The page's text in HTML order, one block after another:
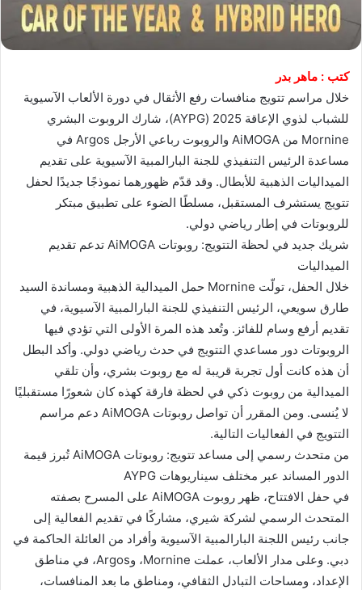
كتب : ماهر بدر
خلال مراسم تتويج منافسات رفع الأثقال في دورة الألعاب الآسيوية
للشباب لذوي الإعاقة 2025 (AYPG)، شارك الروبوت البشري
Mornine من AiMOGA والروبوت رباعي الأرجل Argos في
مساعدة الرئيس التنفيذي للجنة البارالمبية الآسيوية على تقديم
الميداليات الذهبية للأبطال. وقد قدّم ظهورهما نموذجًا جديدًا لحفل
تتويج يستشرف المستقبل، مسلطًا الضوء على تطبيق مبتكر
للروبوتات في إطار رياضي دولي.
شريك جديد في لحظة التتويج: روبوتات AiMOGA تدعم تقديم
الميداليات
خلال الحفل، تولّت Mornine حمل الميدالية الذهبية ومساندة السيد
طارق سويعي، الرئيس التنفيذي للجنة البارالمبية الآسيوية، في
تقديم أرفع وسام للفائز. وتُعد هذه المرة الأولى التي تؤدي فيها
الروبوتات دور مساعدي التتويج في حدث رياضي دولي. وأكد البطل
أن هذه كانت أول تجربة قريبة له مع روبوت بشري، وأن تلقي
الميدالية من روبوت ذكي في لحظة فارقة كهذه كان شعورًا مستقبليًا
لا يُنسى. ومن المقرر أن تواصل روبوتات AiMOGA دعم مراسم
التتويج في الفعاليات التالية.
من متحدث رسمي إلى مساعد تتويج: روبوتات AiMOGA تُبرز قيمة
الدور المساند عبر مختلف سيناريوهات AYPG
في حفل الافتتاح، ظهر روبوت AiMOGA على المسرح بصفته
المتحدث الرسمي لشركة شيري، مشاركًا في تقديم الفعالية إلى
جانب رئيس اللجنة البارالمبية الآسيوية وأفراد من العائلة الحاكمة في
دبي. وعلى مدار الألعاب، عملت Mornine، وArgos، في مناطق
الإعداد، ومساحات التبادل الثقافي، ومناطق ما بعد المنافسات،